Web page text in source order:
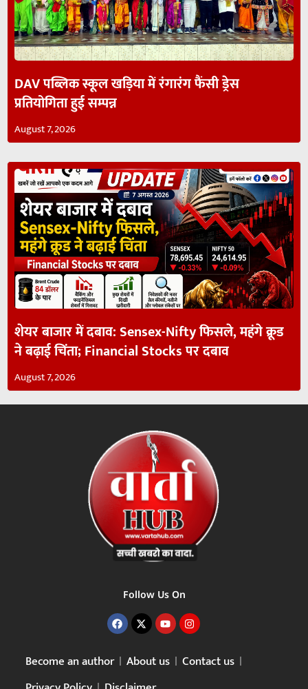
DAV पब्लिक स्कूल खड़िया में रंगारंग फैंसी ड्रेस
प्रतियोगिता हुई सम्पन्न
August 7, 2026
शेयर बाजार में दबाव: Sensex-Nifty फिसले, महंगे क्रूड
ने बढ़ाई चिंता; Financial Stocks पर दबाव
August 7, 2026
Follow Us On
Become an author About us
Contact us